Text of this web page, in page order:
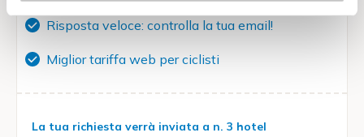
Risposta veloce: controlla la tua email!
Miglior tariffa web per ciclisti
La tua richiesta verrà inviata a n. 3 hotel